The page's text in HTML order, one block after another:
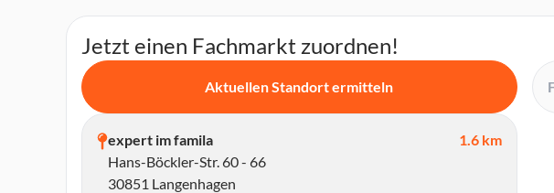
Jetzt einen Fachmarkt zuordnen!
Aktuellen Standort ermitteln
expert im famila
1.6 km
Hans-Böckler-Str. 60 - 66
30851 Langenhagen